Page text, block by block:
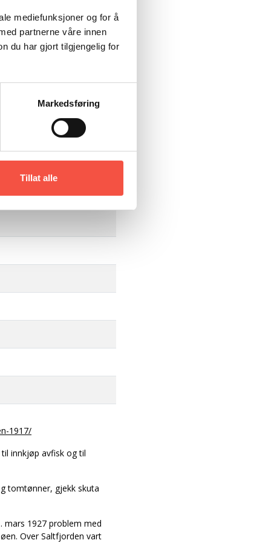
mediefunksjoner og for å
partnerne våre innen
du har gjort tilgjengelig for
Markedsføring
Tillat alle
1917/
innkjøp avfisk og til
tomtønner, gjekk skuta
mars 1927 problem med
Over Saltfjorden vart